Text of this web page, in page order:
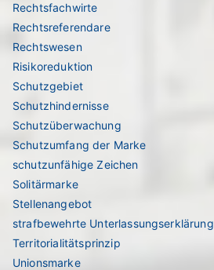
Rechtsfachwirte
Rechtsreferendare
Rechtswesen
Risikoreduktion
Schutzgebiet
Schutzhindernisse
Schutzüberwachung
Schutzumfang der Marke
schutzunfähige Zeichen
Solitärmarke
Stellenangebot
strafbewehrte Unterlassungserklärung
Territorialitätsprinzip
Unionsmarke